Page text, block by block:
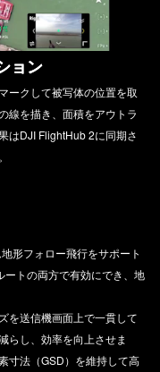
ョン
ークして被写体の位置を取
線を描き、面積をアウトラ
はDJI FlightHub 2に同期さ
形フォロー飛行をサポート
ートの両方で有効にでき、地
を送信機画面上で一貫して
らし、効率を向上させま
寸法（GSD）を維持して高